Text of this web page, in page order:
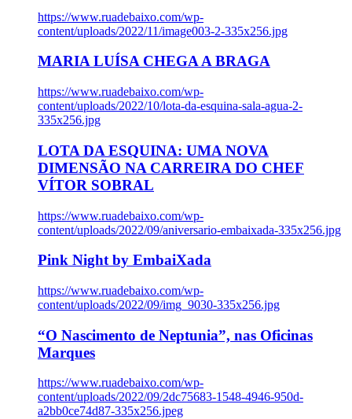
https://www.ruadebaixo.com/wp-
content/uploads/2022/11/image003-2-335x256.jpg
MARIA LUÍSA CHEGA A BRAGA
https://www.ruadebaixo.com/wp-
content/uploads/2022/10/lota-da-esquina-sala-agua-2-
335x256.jpg
LOTA DA ESQUINA: UMA NOVA
DIMENSÃO NA CARREIRA DO CHEF
VÍTOR SOBRAL
https://www.ruadebaixo.com/wp-
content/uploads/2022/09/aniversario-embaixada-335x256.jpg
Pink Night by EmbaiXada
https://www.ruadebaixo.com/wp-
content/uploads/2022/09/img_9030-335x256.jpg
“O Nascimento de Neptunia”, nas Oficinas
Marques
https://www.ruadebaixo.com/wp-
content/uploads/2022/09/2dc75683-1548-4946-950d-
a2bb0ce74d87-335x256.jpeg